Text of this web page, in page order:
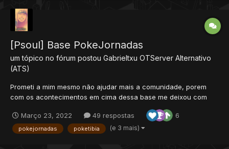
[Psoul] Base PokeJornadas
um tópico no fórum postou Gabrieltxu OTServer Alternativo
(ATS)
Prometi a mim mesmo não ajudar mais a comunidade, porem
com os acontecimentos em cima dessa base me deixou com
em cima da base vasada do Psoul, onde Walox e outro que não
sei o nick trabalharam, porem como já de costume Walox
Março 23, 2022 49 respostas 6
pokejornadas poketibia (e 3 mais)